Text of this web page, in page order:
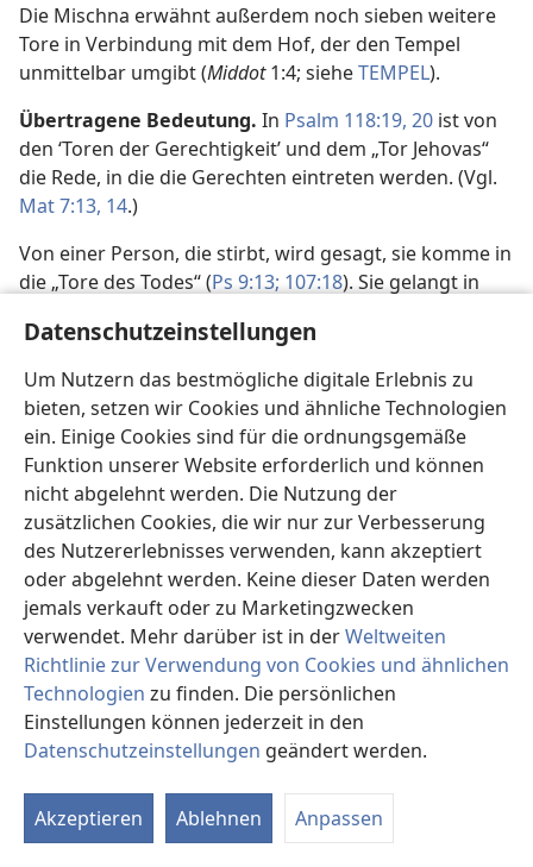
Datenschutzeinstellungen
Um Nutzern das bestmögliche digitale Erlebnis zu
bieten, setzen wir Cookies und ähnliche Technologien
ein. Einige Cookies sind für die ordnungsgemäße
Funktion unserer Website erforderlich und können
nicht abgelehnt werden. Die Nutzung der
zusätzlichen Cookies, die wir nur zur Verbesserung
des Nutzererlebnisses verwenden, kann akzeptiert
oder abgelehnt werden. Keine dieser Daten werden
jemals verkauft oder zu Marketingzwecken
verwendet. Mehr darüber ist in derWeltweiten
Richtlinie zur Verwendung von Cookies und ähnlichen
Technologien zu finden. Die persönlichen
Einstellungen können jederzeit in den
Datenschutzeinstellungen geändert werden.
Akzeptieren Ablehnen Anpassen
Die Mischna erwähnt außerdem noch sieben weitere
Tore in Verbindung mit dem Hof, der den Tempel
unmittelbar umgibt (Middot1:4; sieheTEMPEL).
Übertragene Bedeutung. In Psalm 118:19, 20 ist von
den ‘Toren der Gerechtigkeit’ und dem „Tor Jehovas“
die Rede, in die die Gerechten eintreten werden. (Vgl.
Mat 7:13, 14.)
Von einer Person, die stirbt, wird gesagt, sie komme in
die „Tore des Todes“ (Ps 9:13; 107:18). Sie gelangt in
in die Tore des Scheols oder Hades ein (
16:18). Da Jesus Christus die Schlüssel des Todes und
des Hades hat (Off 1:18), hat seine Versammlung die
Gewissheit, dass sie vom Tod und Hades nicht für
immer gefangen gehalten wird. Der Apostel Paulus
zeigte, dass alle Angehörigen der Versammlung
sterben und in den Tod und in den Hades gehen
würden, wie Christus, bei dem Gott die Wehen des
Todes löste und der im Hades nicht verlassen wurde
Apg 2:24,31). Da es eine Auferstehung gibt, tragen
der Tod und der Hades keinen endgültigen Sieg über
die Versammlung des Christus davon (1Ko 15:29,36-
38,54-57).
Da Gottes Volk, wenn es wieder nach Zion
zurückkehrte, dort die reine Anbetung
„Lobpreis“ nennen. Sie würden beständig offen sein,
damit man das Vermögen der Nationen zu Zion